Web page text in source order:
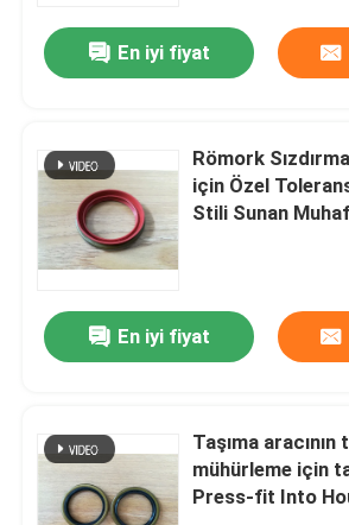
Fabrika turu
Bizimle iletişime geçin
Kauçuk yağ keçesi
Otomotiv petrol mühürler
Kamyon Yağ Contaları
En iyi fiyat
Römork
için Özel
Stili Sunan
En iyi fiyat
Taşıma aracının
mühürleme için
Press-fit Into